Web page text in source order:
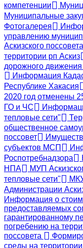
компетенции
Муниципальные
Фотогалерея
управлению
Аскизского поссовета
территории рп Аскиз
дорожного
Информация
Республике Хакасия
2020 год отменены
ГО и ЧС
тепловые сети"
общественное
поссовет
субъектов МСП
Роспотребнадзора
НПА
МУП
тепловые сети"
Администрации
Информация о
предоставляемых
гарантированному
погребению на
поссовета
среды на